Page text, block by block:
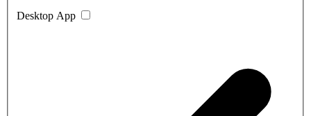
Desktop App